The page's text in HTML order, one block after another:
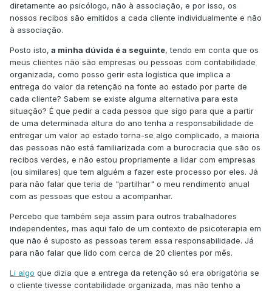
diretamente ao psicólogo, não à associação, e por isso, os
nossos recibos são emitidos a cada cliente individualmente e não
à associação.
Posto isto, a minha dúvida é a seguinte, tendo em conta que os
meus clientes não são empresas ou pessoas com contabilidade
organizada, como posso gerir esta logística que implica a
entrega do valor da retenção na fonte ao estado por parte de
cada cliente? Sabem se existe alguma alternativa para esta
situação? É que pedir a cada pessoa que sigo para que a partir
de uma determinada altura do ano tenha a responsabilidade de
entregar um valor ao estado torna-se algo complicado, a maioria
das pessoas não está familiarizada com a burocracia que são os
recibos verdes, e não estou propriamente a lidar com empresas
(ou similares) que tem alguém a fazer este processo por eles. Já
para não falar que teria de "partilhar" o meu rendimento anual
com as pessoas que estou a acompanhar.
Percebo que também seja assim para outros trabalhadores
independentes, mas aqui falo de um contexto de psicoterapia em
que não é suposto as pessoas terem essa responsabilidade. Já
para não falar que lido com cerca de 20 clientes por mês.
Li algo que dizia que a entrega da retenção só era obrigatória se
o cliente tivesse contabilidade organizada, mas não tenho a